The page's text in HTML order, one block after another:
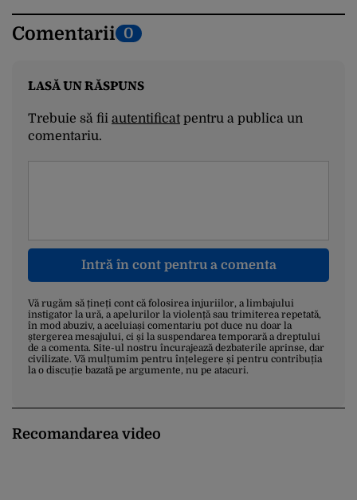
Comentarii 0
LASĂ UN RĂSPUNS
Trebuie să fii autentificatpentru a publica un
comentariu.
Intră în cont pentru a comenta
Vă rugăm să țineți cont că folosirea injuriilor, a limbajului
instigator la ură, a apelurilor la violență sau trimiterea repetată,
în mod abuziv, a aceluiași comentariu pot duce nu doar la
ștergerea mesajului, ci și la suspendarea temporară a dreptului
de a comenta. Site-ul nostru încurajează dezbaterile aprinse, dar
civilizate. Vă mulțumim pentru înțelegere și pentru contribuția
la o discuție bazată pe argumente, nu pe atacuri.
Recomandarea video